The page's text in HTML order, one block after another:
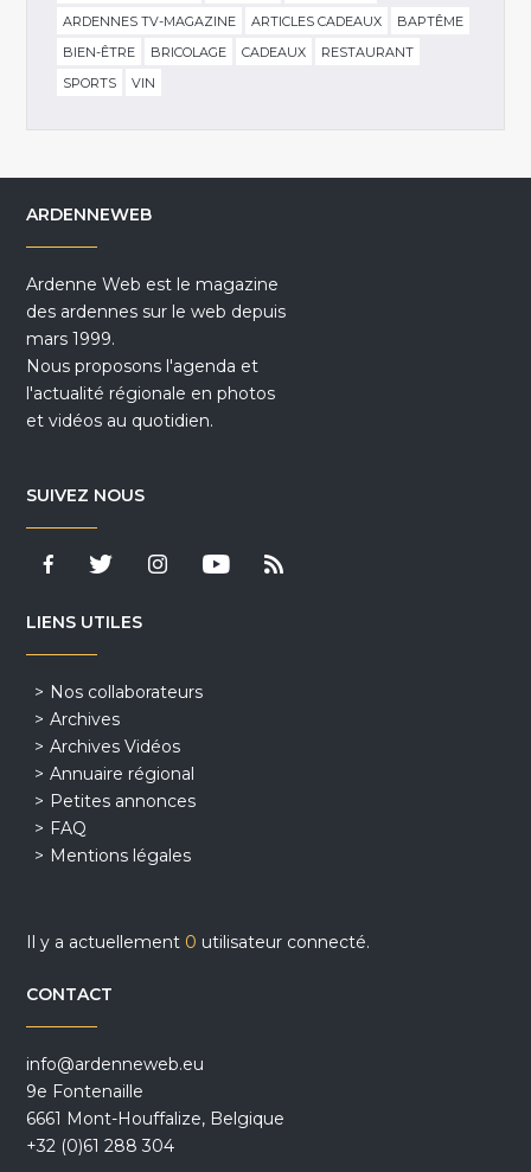
ARDENNES TV-MAGAZINE
ARTICLES CADEAUX
BAPTÊME
BIEN-ÊTRE
BRICOLAGE CADEAUX
RESTAURANT
SPORTS
VIN
ARDENNEWEB
Ardenne Web est le magazine
des ardennes sur le web depuis
mars 1999.
Nous proposons l'agenda et
l'actualité régionale en photos
et vidéos au quotidien.
SUIVEZ NOUS
LIENS UTILES
Nos collaborateurs
Archives
Archives Vidéos
Annuaire régional
Petites annonces
FAQ
Mentions légales
Il y a actuellement 0 utilisateur connecté.
CONTACT
info@ardenneweb.eu
9e Fontenaille
6661 Mont-Houffalize, Belgique
+32 (0)61 288 304